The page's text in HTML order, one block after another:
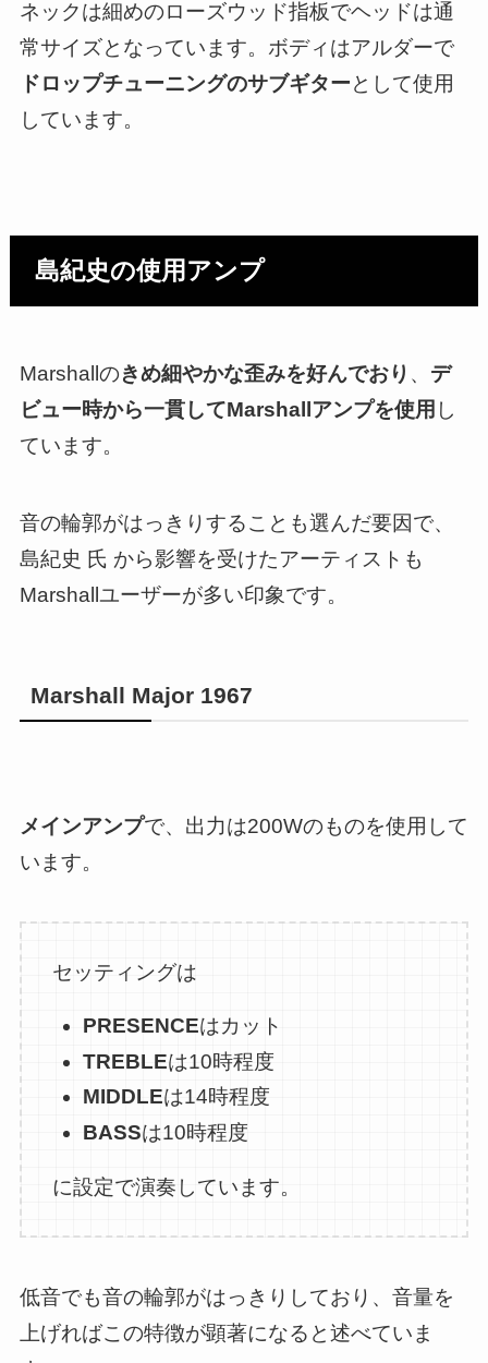
ネックは細めのローズウッド指板でヘッドは通
常サイズとなっています。ボディはアルダーで
ドロップチューニングのサブギターとして使用
しています。
島紀史の使用アンプ
Marshallのきめ細やかな歪みを好んでおり 、 デ
ビュー時から一貫してMarshallアンプを使用 し
ています。
音の輪郭がはっきりすることも選んだ要因で、
島紀史 氏 から影響を受けたアーティストも
Marshallユーザーが多い印象です。
Marshall Major 1967
メインアンプで、出力は200Wのものを使用して
います。
セッティングは
PRESENCEはカット
TREBLEは10時程度
MIDDLEは14時程度
BASSは10時程度
に設定で演奏しています。
低音でも音の輪郭がはっきりしており、音量を
上げればこの特徴が顕著になると述べていま